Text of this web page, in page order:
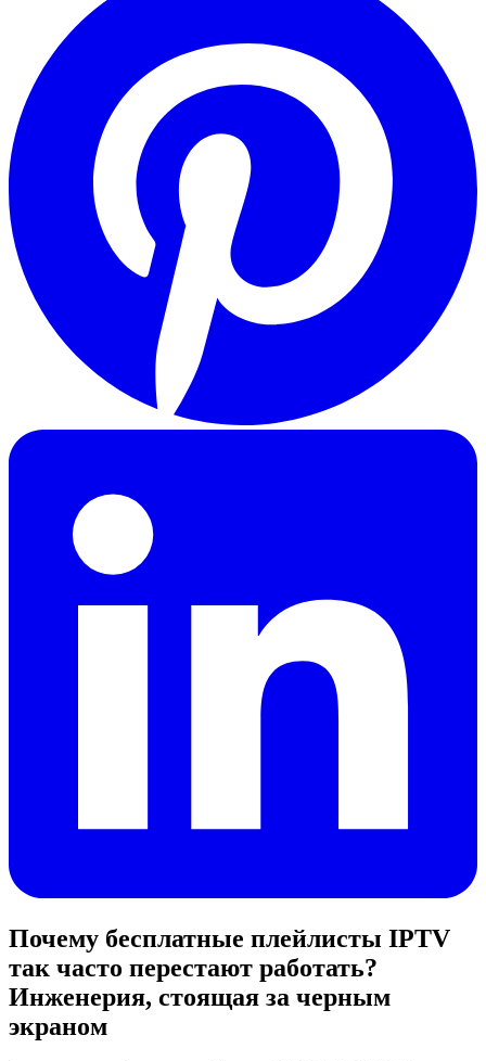
Почему бесплатные плейлисты IPTV
так часто перестают работать?
Инженерия, стоящая за черным
экраном